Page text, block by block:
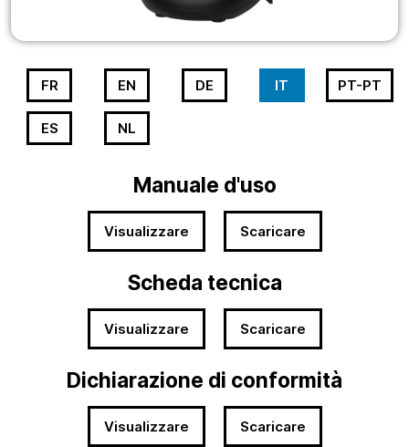
FR EN DE IT PT-PT
ES NL
Manuale d'uso
Visualizzare Scaricare
Scheda tecnica
Visualizzare Scaricare
Dichiarazione di conformità
Visualizzare Scaricare